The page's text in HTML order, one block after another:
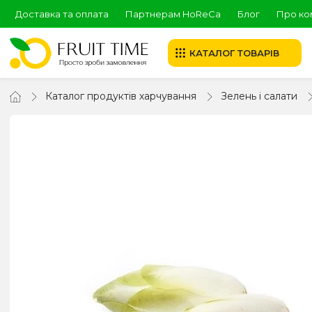
Доставка та оплата Партнерам HoReCa Блог Про
КАТАЛОГ ТОВАРІВ
Каталог продуктів харчування Зелень і салати